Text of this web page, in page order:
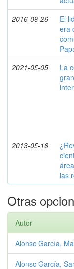
2016-09-26
El
era
2021-05-05
La
2013-05-16
las
Otras
Autor
Alonso García,
Alonso García,